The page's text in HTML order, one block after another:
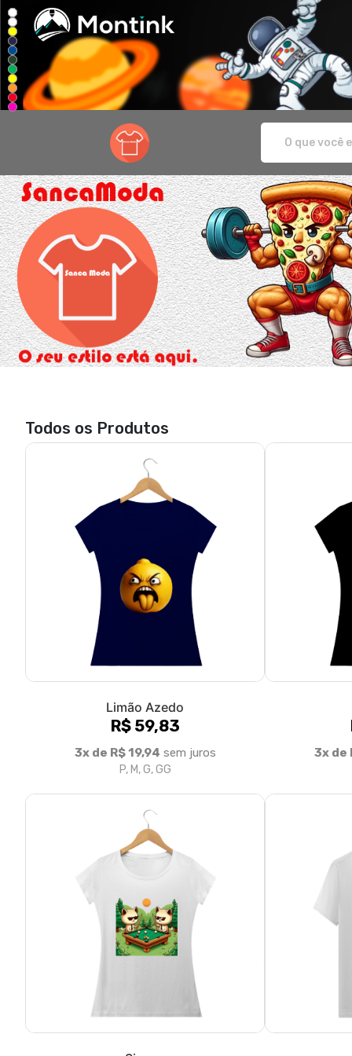
Todos os Produtos
Limão Azedo
R$ 59,83
3x de R$ 19,94 sem juros
P, M, G, GG
3x de